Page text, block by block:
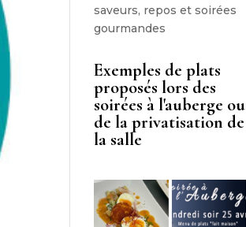
saveurs, repos et soirées
gourmandes
Exemples de plats
proposés lors des
soirées à l'auberge ou
de la privatisation de
la salle